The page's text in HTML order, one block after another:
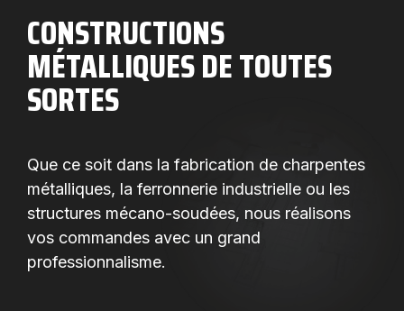
CONSTRUCTIONS
MÉTALLIQUES DE TOUTES
SORTES
Que ce soit dans la fabrication de charpentes
métalliques, la ferronnerie industrielle ou les
structures mécano-soudées, nous réalisons
vos commandes avec un grand
professionnalisme.